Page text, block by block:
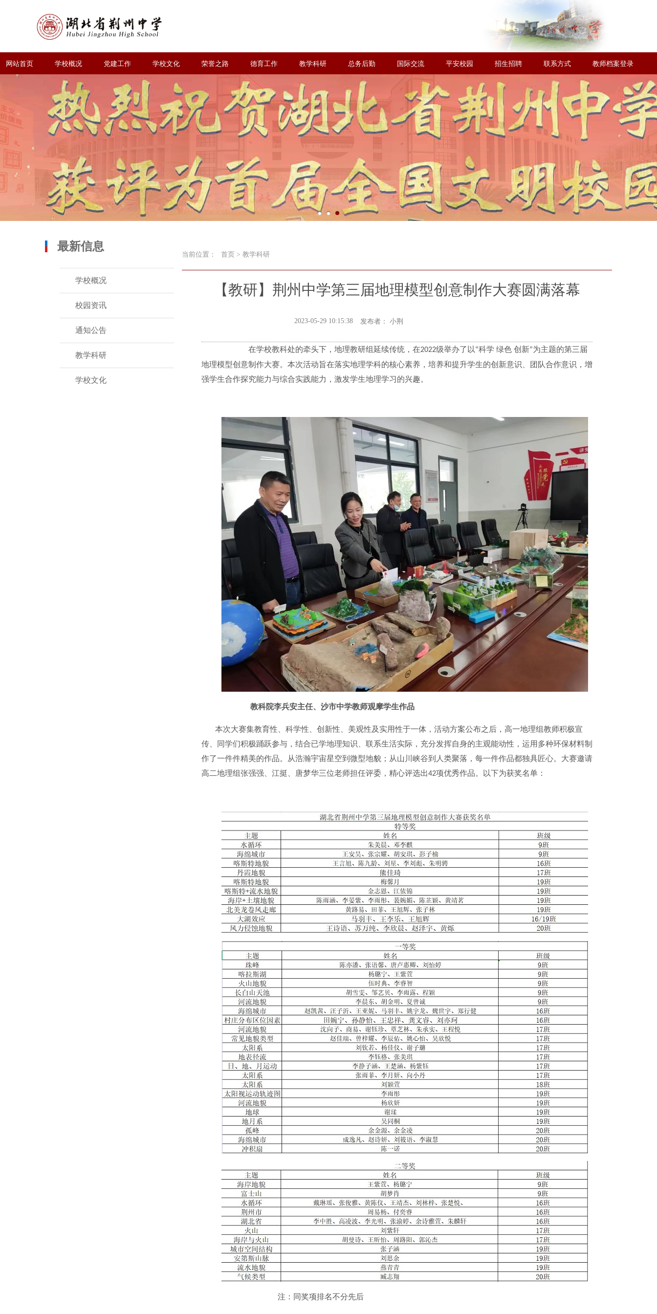
网站首页 学校概况 党建工作 学校文化 荣誉之路 德育工作 教学科研 总务后勤 国际交流 平安校园 招生招聘 联系方式 教师档案登录
最新信息
学校概况
校园资讯
通知公告
教学科研
学校文化
当前位置： 首页 > 教学科研
【教研】荆州中学第三届地理模型创意制作大赛圆满落幕
2023-05-29 10:15:38 发布者： 小荆
在学校教科处的牵头下，地理教研组延续传统，在2022级举办了以“科学 绿色 创新”为主题的第三届
地理模型创意制作大赛。本次活动旨在落实地理学科的核心素养，培养和提升学生的创新意识、团队合作意识，增
强学生合作探究能力与综合实践能力，激发学生地理学习的兴趣。
教科院李兵安主任、沙市中学教师观摩学生作品
本次大赛集教育性、科学性、创新性、美观性及实用性于一体，活动方案公布之后，高一地理组教师积极宣
传、同学们积极踊跃参与，结合已学地理知识、联系生活实际，充分发挥自身的主观能动性，运用多种环保材料制
作了一件件精美的作品。从浩瀚宇宙星空到微型地貌；从山川峡谷到人类聚落，每一件作品都独具匠心。大赛邀请
高二地理组张强强、江挺、唐梦华三位老师担任评委，精心评选出42项优秀作品。以下为获奖名单：
注：同奖项排名不分先后